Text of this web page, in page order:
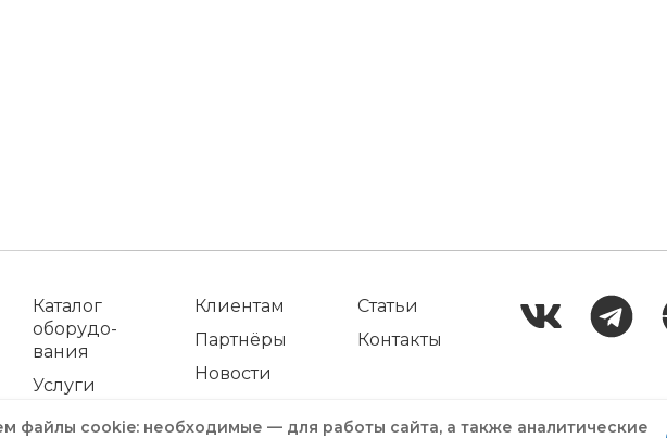
Ка­талог
обо­рудо­
вания
Услуги
Клиентам
Партнёры
Новости
Статьи
Контакты
файлы cookie: необходимые — для работы сайта, а также аналитические